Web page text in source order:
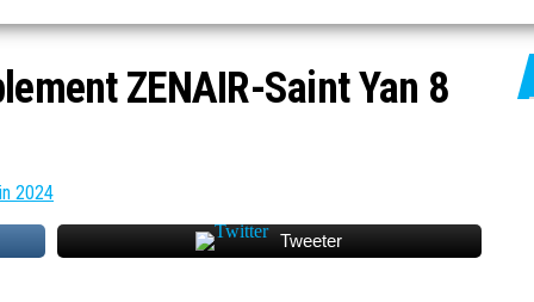
ZENAIR-Saint Yan 8
2024
Tweeter